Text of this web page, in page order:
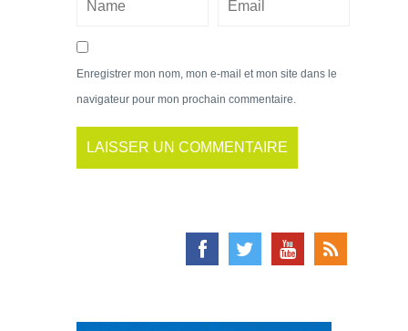
Enregistrer mon nom, mon e-mail et mon site dans le
navigateur pour mon prochain commentaire.